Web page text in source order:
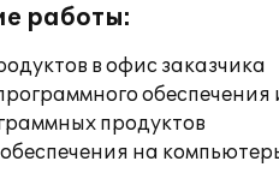
работы:
в офис заказчика
продуктов
на